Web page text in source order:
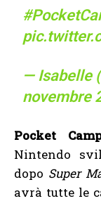
— Isabelle
novembre
Pocket
Nintendo
dopo Super
avrà tutte le